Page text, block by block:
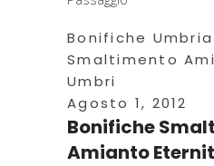
Bonifiche Umbria
Smaltimento
Umbri
Agosto 1, 2012
Bonifiche
Amianto